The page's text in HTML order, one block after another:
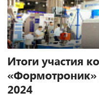
Итоги участия
«Формотроник»
2024